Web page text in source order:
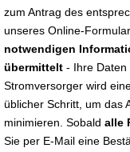
zum Antrag des
unseres Online-
notwendigen
übermittelt - Ihre Daten
Stromversorger wird
üblicher Schritt, um das
minimieren. Sobald alle
Sie per E-Mail eine